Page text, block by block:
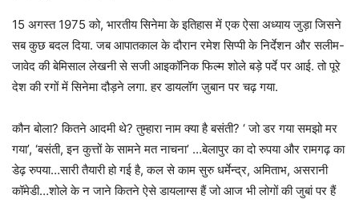
15 अगस्त 1975 को, भारतीय सिनेमा के इतिहास में एक ऐसा अध्याय जुड़ा जिसने
सब कुछ बदल दिया. जब आपातकाल के दौरान रमेश सिप्पी के निर्देशन और सलीम-
जावेद की बेमिसाल लेखनी से सजी आइकॉनिक फिल्म शोले बड़े पर्दे पर आई. तो पूरे
देश की रगों में सिनेमा दौड़ने लगा. हर डायलॉग ज़ुबान पर चढ़ गया.
कौन बोला? कितने आदमी थे? तुम्हारा नाम क्या है बसंती? ‘ जो डर गया समझो मर
गया’, ‘बसंती, इन कुत्तों के सामने मत नाचना’ …बेलापुर का दो रुपया और रामगढ़ का
डेढ़ रुपया…सारी तैयारी हो गई है, कल से काम सुरु धर्मेन्द्र, अमिताभ, असरानी
कॉमेडी…शोले के न जाने कितने ऐसे डायलाग्स हैं जो आज भी लोगों की जुबां पर हैं